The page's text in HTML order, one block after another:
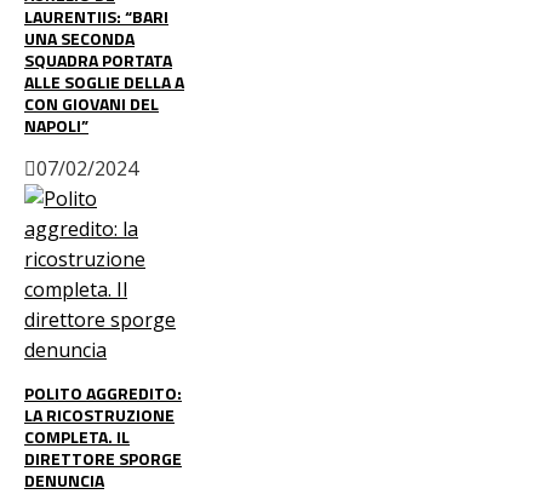
LAURENTIIS: “BARI
UNA SECONDA
SQUADRA PORTATA
ALLE SOGLIE DELLA A
CON GIOVANI DEL
NAPOLI”
07/02/2024
POLITO AGGREDITO:
LA RICOSTRUZIONE
COMPLETA. IL
DIRETTORE SPORGE
DENUNCIA